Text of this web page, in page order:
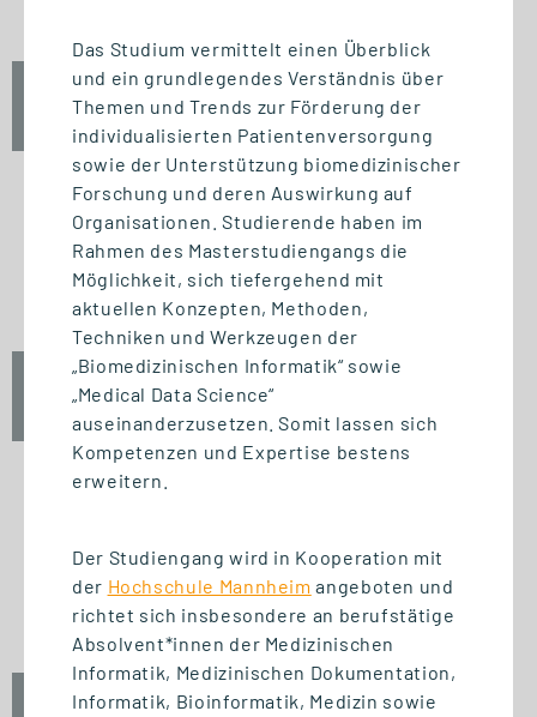
Fr., 25. September 2026
START STUDIENGANG
Unternehmensführung (MBA)
Business Innovation
Management (MBA)
Fr., 25. September 2026
Das Studium vermittelt einen Überblick
und ein grundlegendes Verständnis über
Themen und Trends zur Förderung der
individualisierten Patientenversorgung
sowie der Unterstützung biomedizinischer
Forschung und deren Auswirkung auf
Organisationen. Studierende haben im
Rahmen des Masterstudiengangs die
Möglichkeit, sich tiefergehend mit
aktuellen Konzepten, Methoden,
Techniken und Werkzeugen der
„Biomedizinischen Informatik“ sowie
„Medical Data Science“
auseinanderzusetzen. Somit lassen sich
Kompetenzen und Expertise bestens
erweitern.
Der Studiengang wird in Kooperation mit
der Hochschule Mannheim angeboten und
richtet sich insbesondere an berufstätige
Absolvent*innen der Medizinischen
Informatik, Medizinischen Dokumentation,
Informatik, Bioinformatik, Medizin sowie